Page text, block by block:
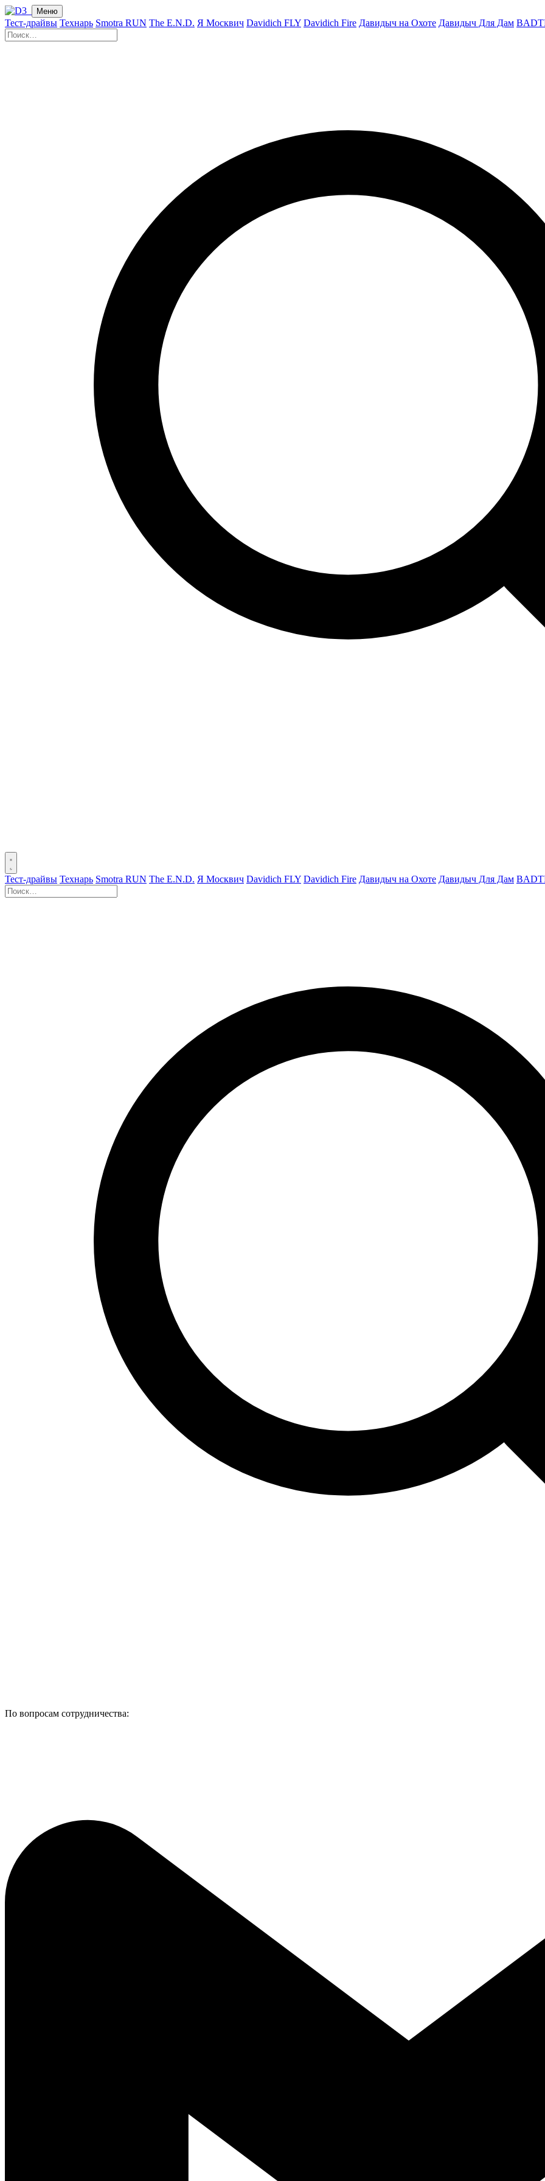
Меню
Тест-драйвы Технарь Smotra RUN The E.N.D. Я Москвич Davidich FLY Davidich Fire Давидыч на Охоте Давидыч Для Дам
Тест-драйвы Технарь Smotra RUN The E.N.D. Я Москвич Davidich FLY Davidich Fire Давидыч на Охоте Давидыч Для Дам
По вопросам сотрудничества: